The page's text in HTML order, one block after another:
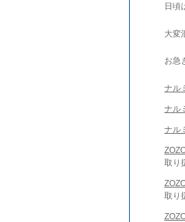
日頃
大変
お急
ナル
ナル
ナル
取り
取り